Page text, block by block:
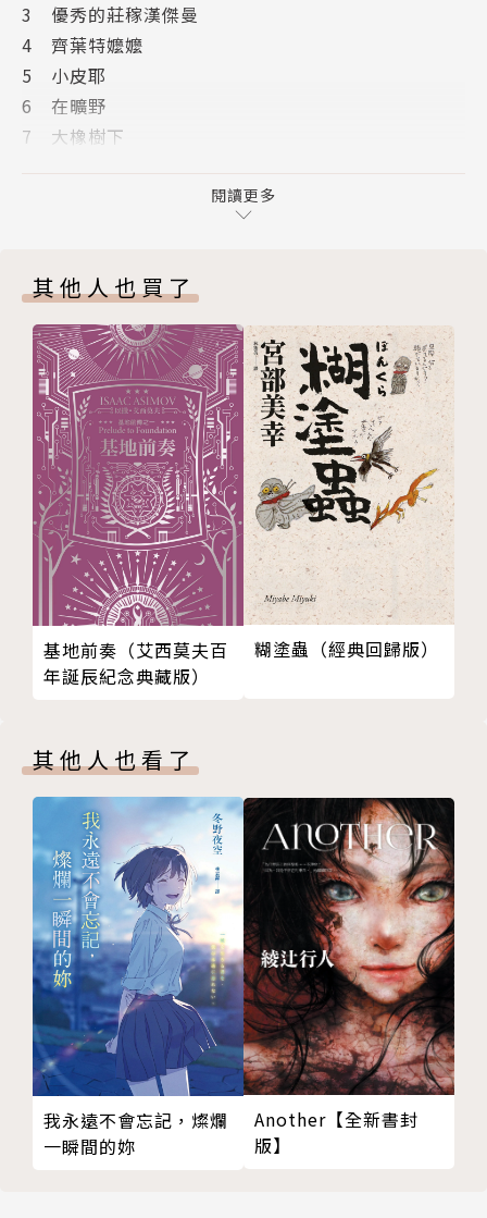
3 優秀的莊稼漢傑曼
4 齊葉特嬤嬤
5 小皮耶
6 在曠野
7 大橡樹下
12 農場主人
13 老婆婆
14 回家
15 莫里斯嬤嬤
16 小瑪麗
附錄一 鄉間的婚慶
附錄二 彩禮
附錄三 傑曼的婚禮
附錄四 捲心菜
閱讀更多
其他人也買了
基地前奏（艾西莫夫百
年誕辰紀念典藏版）
糊塗蟲（經典回歸版）
其他人也看了
我永遠不會忘記，燦爛
一瞬間的妳
Another【全新書封
版】